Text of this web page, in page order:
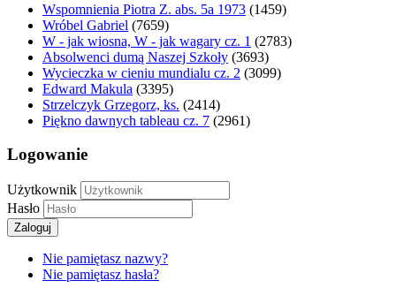
Wspomnienia Piotra Z. abs. 5a 1973 (1459)
Wróbel Gabriel (7659)
W - jak wiosna, W - jak wagary cz. 1 (2783)
Absolwenci dumą Naszej Szkoły (3693)
Wycieczka w cieniu mundialu cz. 2 (3099)
Edward Makula (3395)
Strzelczyk Grzegorz, ks. (2414)
Piękno dawnych tableau cz. 7 (2961)
Logowanie
Użytkownik
Hasło
Zaloguj
Nie pamiętasz nazwy?
Nie pamiętasz hasła?